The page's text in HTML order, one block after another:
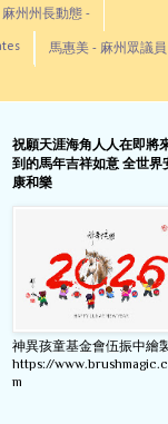
麻州州長動態 -
馬惠美 - 麻州眾議員
祝願天涯海角人人在即將
到的馬年吉祥如意 全世界
康和樂
神異孩童基金會伍振中繪
https://
m